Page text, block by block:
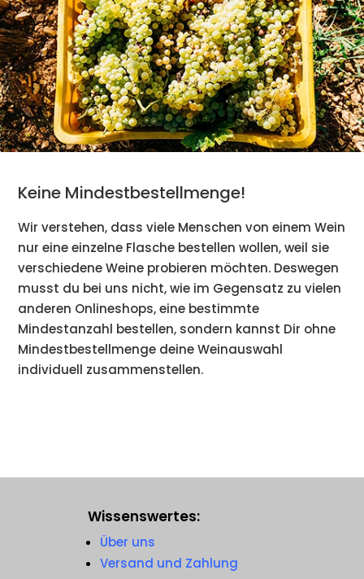
Keine Mindestbestellmenge!
Wir verstehen, dass viele Menschen von einem Wein
nur eine einzelne Flasche bestellen wollen, weil sie
verschiedene Weine probieren möchten. Deswegen
musst du bei uns nicht, wie im Gegensatz zu vielen
anderen Onlineshops, eine bestimmte
Mindestanzahl bestellen, sondern kannst Dir ohne
Mindestbestellmenge deine Weinauswahl
individuell zusammenstellen.
Wissenswertes:
Über uns
Versand und Zahlung